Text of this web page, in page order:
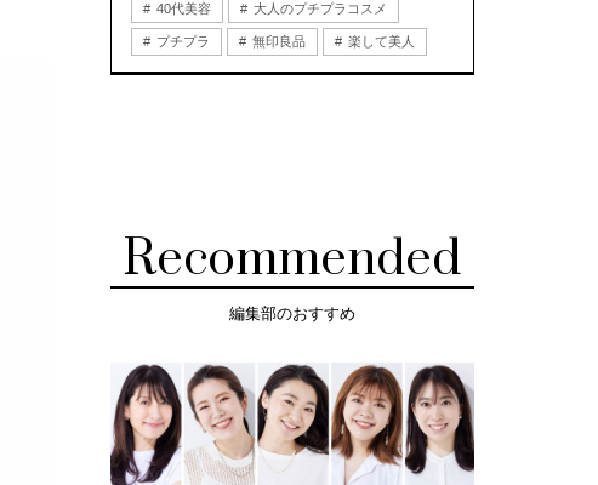
40代美容 大人のプチプラコスメ
プチプラ 無印良品 楽して美人
Recommended
編集部のおすすめ